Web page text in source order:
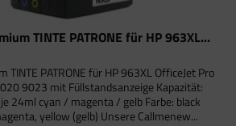
TINTE PATRONE für HP 963XL...
TINTE PATRONE für HP 963XL OfficeJet Pro
9023 mit Füllstandsanzeige Kapazität:
24ml cyan / magenta / gelb Farbe: black
yellow (gelb) Unsere Callmenew...